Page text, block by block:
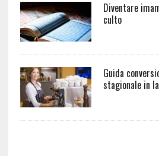
Diventare
culto
Guida
stagionale in